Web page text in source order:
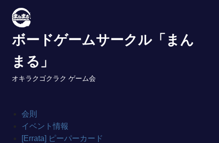
content
ボードゲームサークル「まん
まる」
オキラクゴクラク ゲーム会
会則
イベント情報
[Errata] ピーパーカード